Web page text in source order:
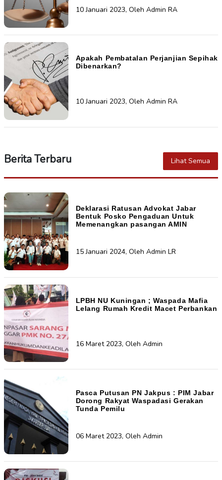
10 Januari 2023, Oleh Admin RA
Apakah Pembatalan Perjanjian Sepihak
Dibenarkan?
10 Januari 2023, Oleh Admin RA
Berita Terbaru Lihat Semua
Deklarasi Ratusan Advokat Jabar
Bentuk Posko Pengaduan Untuk
Memenangkan pasangan AMIN
15 Januari 2024, Oleh Admin LR
LPBH NU Kuningan ; Waspada Mafia
Lelang Rumah Kredit Macet Perbankan
16 Maret 2023, Oleh Admin
Pasca Putusan PN Jakpus : PIM Jabar
Dorong Rakyat Waspadasi Gerakan
Tunda Pemilu
06 Maret 2023, Oleh Admin